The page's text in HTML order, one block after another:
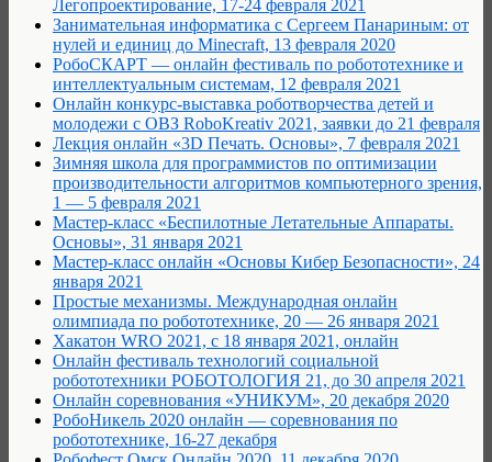
Легопроектирование, 17-24 февраля 2021
Занимательная информатика с Сергеем Панариным: от
нулей и единиц до Minecraft, 13 февраля 2020
РобоCКАРТ — онлайн фестиваль по робототехнике и
интеллектуальным системам, 12 февраля 2021
Онлайн конкурс-выставка роботворчества детей и
молодежи с ОВЗ RoboKreativ 2021, заявки до 21 февраля
Лекция онлайн «3D Печать. Основы», 7 февраля 2021
Зимняя школа для программистов по оптимизации
производительности алгоритмов компьютерного зрения,
1 — 5 февраля 2021
Мастер-класс «Беспилотные Летательные Аппараты.
Основы», 31 января 2021
Мастер-класс онлайн «Основы Кибер Безопасности», 24
января 2021
Простые механизмы. Международная онлайн
олимпиада по робототехнике, 20 — 26 января 2021
Хакатон WRO 2021, с 18 января 2021, онлайн
Онлайн фестиваль технологий социальной
робототехники РОБОТОЛОГИЯ 21, до 30 апреля 2021
Онлайн соревнования «УНИКУМ», 20 декабря 2020
РобоНикель 2020 онлайн — соревнования по
робототехнике, 16-27 декабря